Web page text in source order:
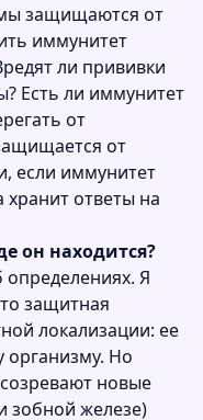
защищаются от
иммунитет
ли прививки
Есть ли иммунитет
от
от
если иммунитет
хранит ответы на
он находится?
Я
защитная
локализации: ее
организму. Но
новые
зобной железе)